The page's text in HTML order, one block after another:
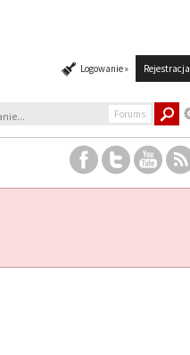
Logowanie » Rejestracja
Forums